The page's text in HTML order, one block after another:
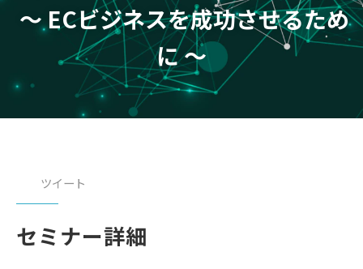
～ ECビジネスを成功させるため
に ～
ツイート
セミナー詳細